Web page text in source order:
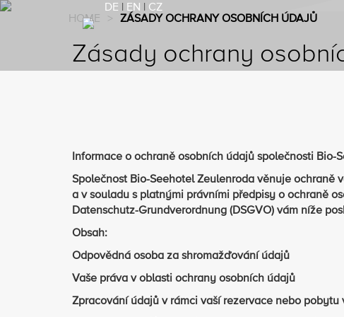
DE EN CZ
HOME > ZÁSADY OCHRANY OSOBNÍCH ÚDAJŮ
Zásady ochrany
Informace o ochraně osobních údajů společnosti Bio-
Společnost Bio-Seehotel Zeulenroda věnuje ochraně
a v souladu s platnými právními předpisy o ochraně
Datenschutz-Grundverordnung (DSGVO) vám níže
Obsah:
Odpovědná osoba za shromažďování údajů
Vaše práva v oblasti ochrany osobních údajů
Zpracování údajů v rámci vaší rezervace nebo pobytu